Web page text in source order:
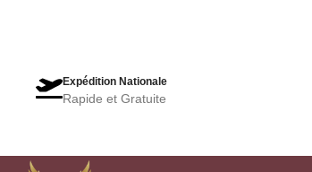
Expédition Nationale
Rapide et Gratuite